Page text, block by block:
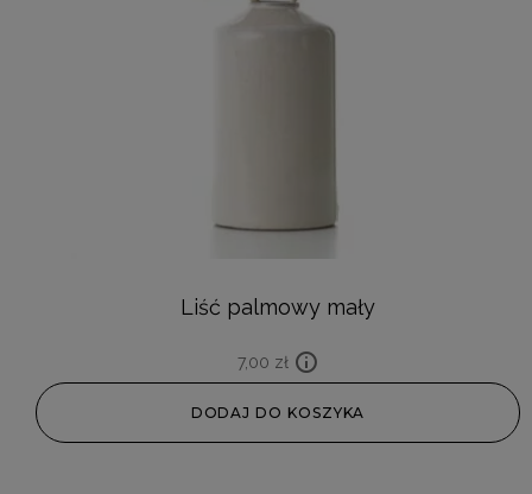
Liść palmowy mały
7,00 zł
DODAJ DO KOSZYKA